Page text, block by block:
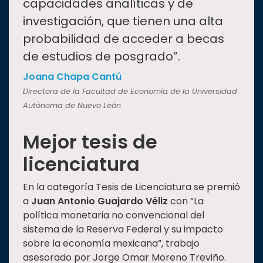
capacidades analíticas y de
investigación, que tienen una alta
probabilidad de acceder a becas
de estudios de posgrado”.
Joana Chapa Cantú
Directora de la Facultad de Economía de la Universidad
Autónoma de Nuevo León
Mejor tesis de
licenciatura
En la categoría Tesis de Licenciatura se premió
a Juan Antonio Guajardo Véliz con “La
política monetaria no convencional del
sistema de la Reserva Federal y su impacto
sobre la economía mexicana”, trabajo
asesorado por Jorge Omar Moreno Treviño.